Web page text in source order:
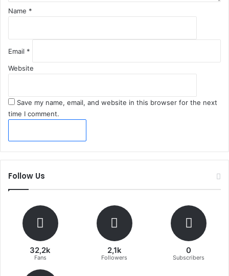
Name *
Email *
Website
Save my name, email, and website in this browser for the next
time I comment.
Follow Us
32,2k
Fans
2,1k
Followers
0
Subscribers